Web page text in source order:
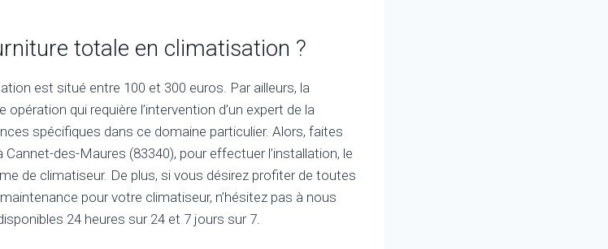
totale en climatisation ?
est situé entre 100 et 300 euros. Par ailleurs, la
qui requière l’intervention d’un expert de la
spécifiques dans ce domaine particulier. Alors, faites
des-Maures (83340), pour effectuer l’installation, le
de climatiseur. De plus, si vous désirez profiter de toutes
pour votre climatiseur, n’hésitez pas à nous
24 heures sur 24 et 7 jours sur 7.